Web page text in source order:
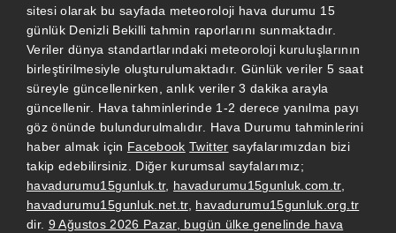
sitesi olarak bu sayfada meteoroloji hava durumu 15
günlük Denizli Bekilli tahmin raporlarını sunmaktadır.
Veriler dünya standartlarındaki meteoroloji kuruluşlarının
birleştirilmesiyle oluşturulumaktadır. Günlük veriler 5 saat
süreyle güncellenirken, anlık veriler 3 dakika arayla
güncellenir. Hava tahminlerinde 1-2 derece yanılma payı
göz önünde bulundurulmalıdır. Hava Durumu tahminlerini
haber almak için Facebook Twitter sayfalarımızdan bizi
takip edebilirsiniz. Diğer kurumsal sayfalarımız;
havadurumu15gunluk.tr, havadurumu15gunluk.com.tr,
havadurumu15gunluk.net.tr, havadurumu15gunluk.org.tr
dir. 9 Ağustos 2026 Pazar, bugün ülke genelinde hava